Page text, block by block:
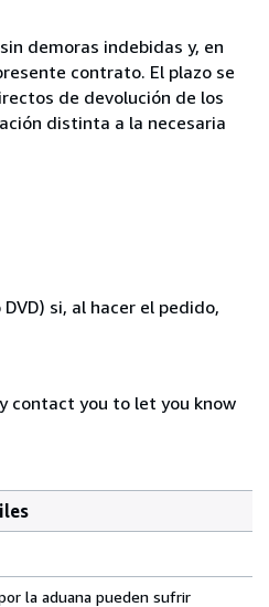
demoras indebidas y, en
contrato. El plazo se
de devolución de los
distinta a la necesaria
si, al hacer el pedido,
contact you to let you know
la aduana pueden sufrir